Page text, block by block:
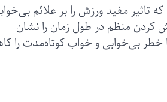
تاثیر مفید ورزش را بر علائم
منظم در طول زمان را نشان
خطر بی‌خوابی و خواب کوتاه‌مدت را